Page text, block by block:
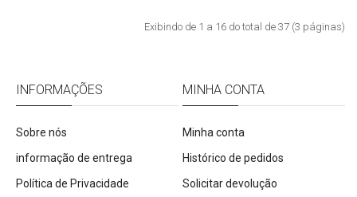
Exibindo de 1 a 16 do total de 37 (3 páginas)
INFORMAÇÕES
Sobre nós
informação de entrega
Política de Privacidade
MINHA CONTA
Minha conta
Histórico de pedidos
Solicitar devolução